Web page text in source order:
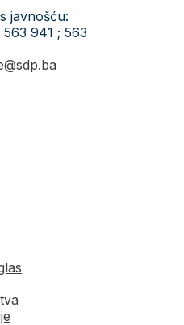
javnošću:
941 ; 563